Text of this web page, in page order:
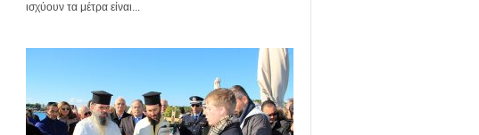
ισχύουν τα μέτρα είναι...